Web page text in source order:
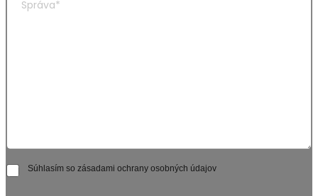
Súhlasím so zásadami ochrany osobných údajov